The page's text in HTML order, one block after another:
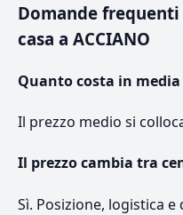
Domande
casa a ACCIANO
Quanto costa in
Il prezzo medio si
Il prezzo cambia tra
Sì. Posizione, logistica